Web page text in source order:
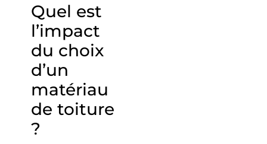
Quel est
l’impact
du choix
d’un
matériau
de toiture
?